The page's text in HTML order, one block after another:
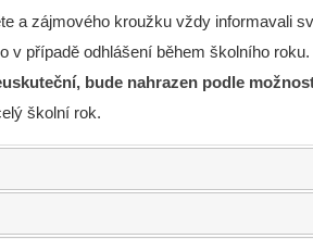
a zájmového kroužku vždy informavali
v případě odhlášení během školního roku.
bude nahrazen podle
školní rok.